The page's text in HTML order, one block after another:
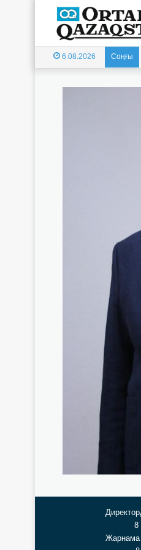
6.08.2026 Соңғы
8
Жарнама